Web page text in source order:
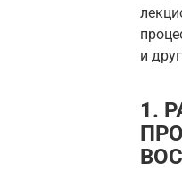
и
1.